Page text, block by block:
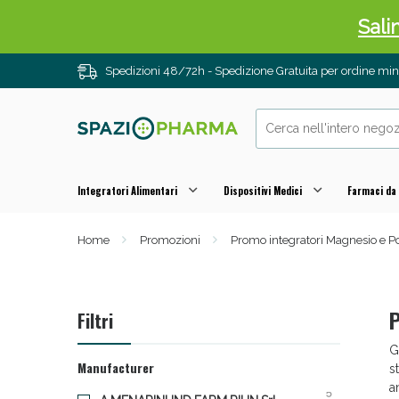
Spedizioni 48/72h - Spedizione Gratuita per ordine
Integratori Alimentari Dispositivi Medici Farmaci
Home Promozioni Promo integratori Magnesio e
Filtri
Manufacturer
5